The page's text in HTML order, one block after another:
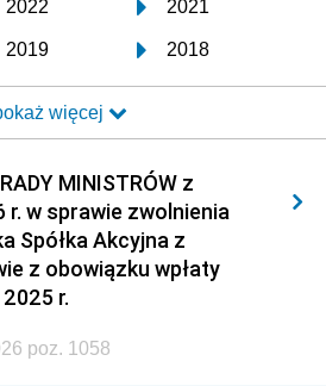
2022 2021
2019 2018
2016 2015
2013 2012
2010 2009
2007 2006
2004 2003
2001
1998
więcej
MINISTRÓW z
r. w sprawie zwolnienia
Spółka Akcyjna z
z obowiązku wpłaty
r.
poz. 1058